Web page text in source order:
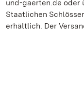
und-gaerten.de oder
Staatlichen
erhältlich. Der